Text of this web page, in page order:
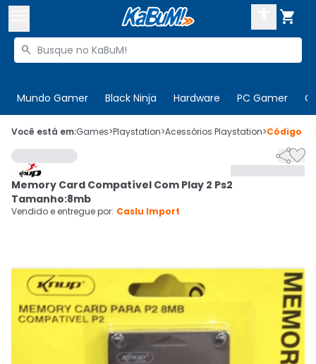

Buscar produtos

Mundo Gamer Black Ninja Hardware PC Gamer
 Olá. Acesse sua conta
 Departamentos
Cupons
CADASTRE-SE
Você está em:Games>Playstation>Acessórios Playstation>Código

Memory Card Compatível Com Play 2 Ps2
Tamanho:8mb
Vendido e entregue por: Caslu Import